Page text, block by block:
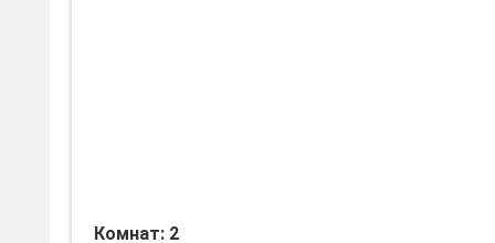
Комнат: 2